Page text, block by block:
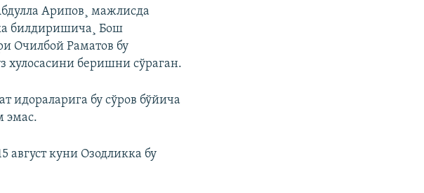
Арипов¸ мажлисда
билдиришича¸ Бош
Очилбой Раматов бу
хулосасини беришни сўраган.
идораларига бу сўров бўйича
эмас.
август куни Озодликка бу